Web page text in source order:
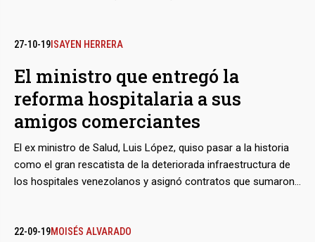
uno de los antibióticos más baratos y comunes en el
los médicos se preguntan cómo podrán curar en la
Venezuela de hoy a una enfermedad que parece un mal
chiste del siglo pasado.
27-10-19 ISAYEN HERRERA
El ministro que entregó la
reforma hospitalaria a sus
amigos comerciantes
El ex ministro de Salud, Luis López, quiso pasar a la historia
como el gran rescatista de la deteriorada infraestructura de
los hospitales venezolanos y asignó contratos que sumaron
Andes venezolanos, con la que trabajaba desde antes.
22-09-19MOISÉS ALVARADO